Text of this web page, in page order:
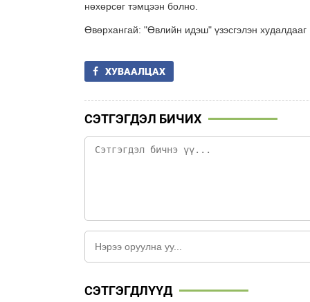
нөхөрсөг тэмцээн болно.
Өвөрхангай: "Өвлийн идэш" үзэсгэлэн
ХУВААЛЦАХ
СЭТГЭГДЭЛ БИЧИХ
СЭТГЭГДЛҮҮД